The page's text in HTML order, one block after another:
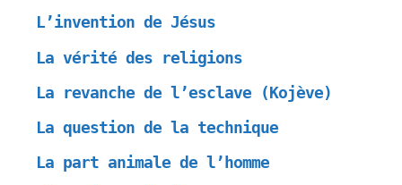
L’invention de Jésus
La vérité des religions
La revanche de l’esclave (Kojève)
La question de la technique
La part animale de l’homme